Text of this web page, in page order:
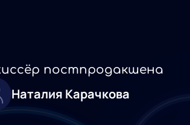
постпродакшена
Наталия Карачкова